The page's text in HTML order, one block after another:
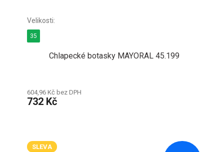
Chlapecké botasky MAYORAL 45.199
604,96 Kč bez DPH
732 Kč
35
SLEVA